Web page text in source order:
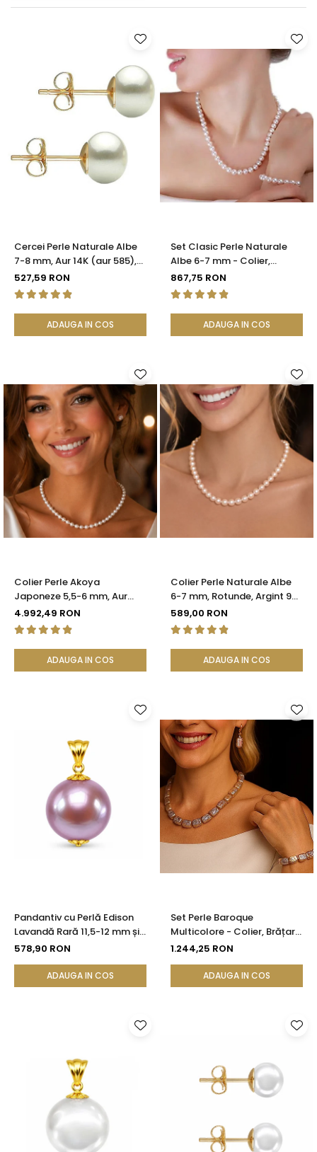
Seturi Perle cu Argint
Brose cu Perle
Cercei Perle Naturale Albe
7-8 mm, Aur 14K (aur 585),
Calitatea AAA | KASKADDA®
527,59 RON
ADAUGA IN COS
Set Clasic Perle Naturale
Albe 6-7 mm - Colier,
Brățară și Cercei, Argint 925
| KASKADDA®
867,75 RON
ADAUGA IN COS
Colier Perle Akoya
Japoneze 5,5-6 mm, Aur
Galben 14K cu Închizătoare
Filigranată | KASKADDA®
4.992,49 RON
ADAUGA IN COS
Colier Perle Naturale Albe
6-7 mm, Rotunde, Argint 925
| KASKADDA®
589,00 RON
ADAUGA IN COS
Pandantiv cu Perlă Edison
Lavandă Rară 11,5-12 mm și
Aur 14K (aur 585) |
578,90 RON
ADAUGA IN COS
Set Perle Baroque
Multicolore - Colier, Brățară
și Cercei, Argint 925 |
1.244,25 RON
ADAUGA IN COS